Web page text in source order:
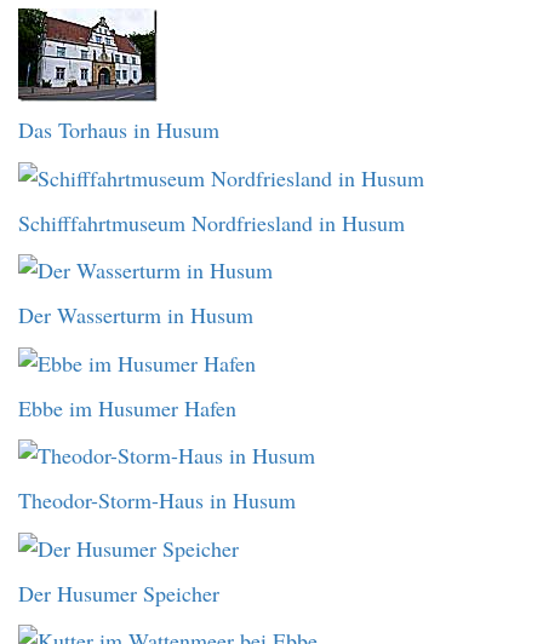
Das Torhaus in Husum
Schifffahrtmuseum Nordfriesland in Husum
Der Wasserturm in Husum
Ebbe im Husumer Hafen
Theodor-Storm-Haus in Husum
Der Husumer Speicher